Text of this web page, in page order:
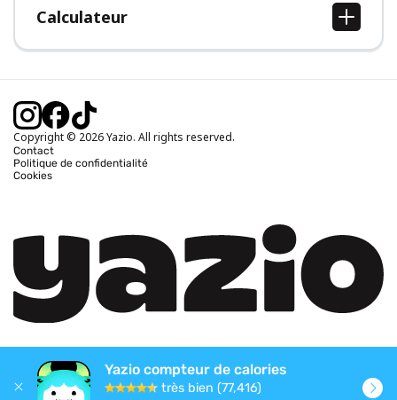
Calculateur
Calcul IMC
Calcul poids idéal
Calcul calories brûlées
Copyright © 2026 Yazio. All rights reserved.
Contact
Politique de confidentialité
Cookies
Yazio compteur de calories
très bien (77,416)